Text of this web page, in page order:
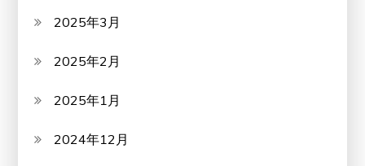
2025年3月
2025年2月
2025年1月
2024年12月